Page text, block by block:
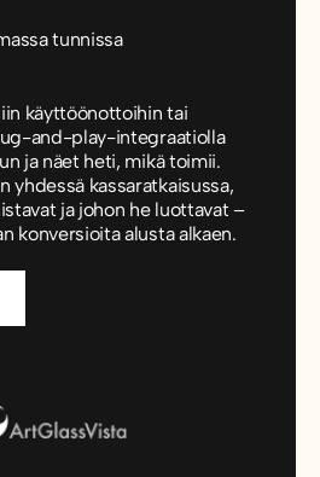
tunnissa
käyttöönottoihin tai
and-play-integraatiolla
ja näet heti, mikä toimii.
yhdessä kassaratkaisussa,
ja johon he luottavat –
konversioita alusta alkaen.